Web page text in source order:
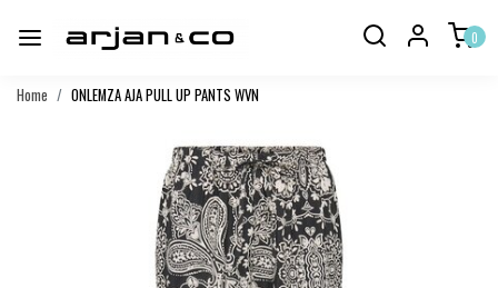
0
Home ONLEMZA AJA PULL UP PANTS WVN